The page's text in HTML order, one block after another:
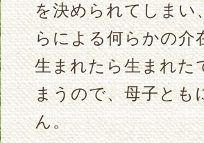
を決められてしまい
らによる何らかの介
生まれたら生まれた
まうので、母子とも
ん。